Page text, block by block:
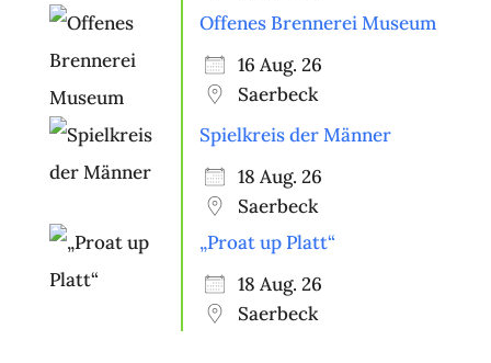
Offenes Brennerei Museum
16 Aug. 26
Saerbeck
Spielkreis der Männer
18 Aug. 26
Saerbeck
„Proat up Platt“
18 Aug. 26
Saerbeck